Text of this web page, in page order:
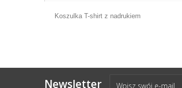
Koszulka T-shirt z nadrukiem
Newsletter